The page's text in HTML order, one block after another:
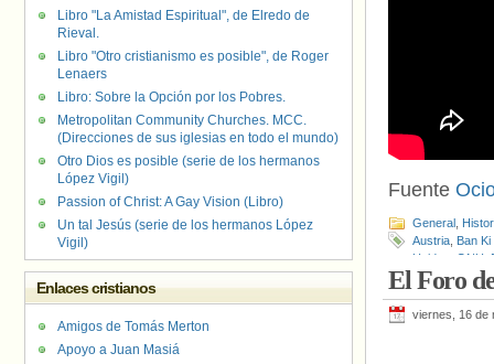
Fuente
General
Austria Ban
Unidas
ONU
El Foro
viernes, 16 de
Libro "La Amistad Espiritual", de Elredo de
Rieval.
Libro "Otro cristianismo es posible", de Roger
Lenaers
Libro: Sobre la Opción por los Pobres.
Metropolitan Community Churches. MCC.
(Direcciones de sus iglesias en todo el mundo)
Otro Dios es posible (serie de los hermanos
López Vigil)
Passion of Christ: A Gay Vision (Libro)
Un tal Jesús (serie de los hermanos López
Vigil)
Enlaces cristianos
Amigos de Tomás Merton
Apoyo a Juan Masiá